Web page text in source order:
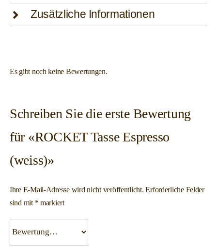
Zusätzliche Informationen
Es gibt noch keine Bewertungen.
Schreiben Sie die erste Bewertung
für «ROCKET Tasse Espresso
(weiss)»
Ihre E-Mail-Adresse wird nicht veröffentlicht. Erforderliche Felder
sind mit * markiert